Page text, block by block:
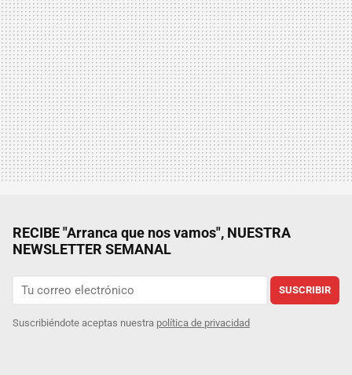
RECIBE "Arranca que nos vamos", NUESTRA
NEWSLETTER SEMANAL
SUSCRIBIR
Suscribiéndote aceptas nuestra política de privacidad